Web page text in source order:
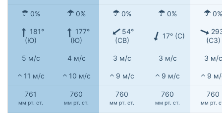
0% 0% 0% 0% 0%
181°
(Ю)
177°
(Ю)
54°
(СВ)
17° (С)
(СЗ)
5 м/с 4 м/с 3 м/с 3 м/с 3 м/с
11 м/с 10 м/с 9 м/с 9 м/с 9
761
мм рт. ст.
760
мм рт. ст.
760
мм рт. ст.
760
мм рт. ст.
760
мм рт.